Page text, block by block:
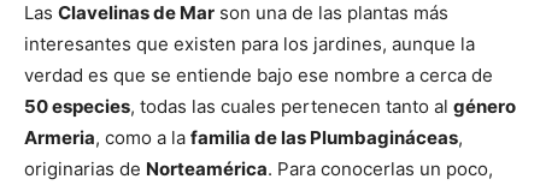
Las Clavelinas de Mar son una de las plantas más
interesantes que existen para los jardines, aunque la
verdad es que se entiende bajo ese nombre a cerca de
50 especies, todas las cuales pertenecen tanto al género
Armeria, como a la familia de las Plumbagináceas,
originarias de Norteamérica. Para conocerlas un poco,